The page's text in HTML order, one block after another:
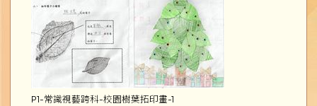
P1-常識視藝跨科-校園樹葉拓印畫-1